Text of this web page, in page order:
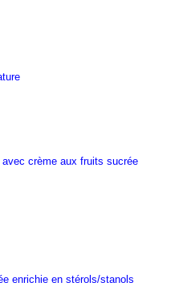
crème aux fruits sucrée
enrichie en stérols/stanols